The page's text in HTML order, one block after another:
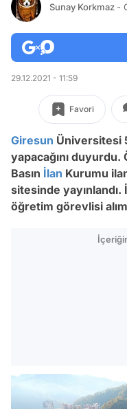
Sunay Korkmaz -
29.12.2021 - 11:59
Favori
Giresun Üniversitesi
yapacağını duyurdu.
Basın İlan Kurumu
sitesinde
öğretim görevlisi